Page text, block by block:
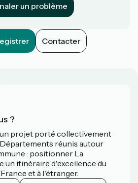
un problème
Contacter
?
un projet porté collectivement
Départements réunis autour
: positionner La
un itinéraire d'excellence du
et à l'étranger.